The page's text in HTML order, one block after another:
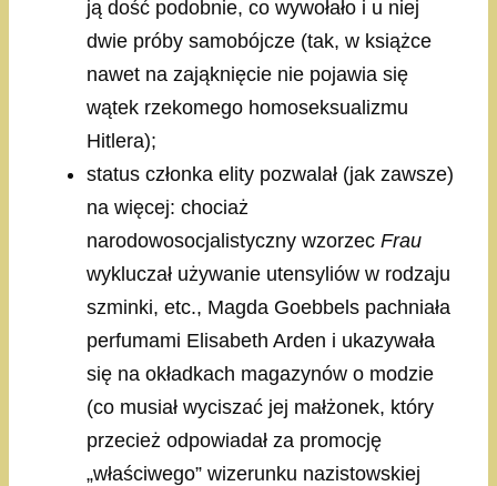
ją dość podobnie, co wywołało i u niej
dwie próby samobójcze (tak, w książce
nawet na zająknięcie nie pojawia się
wątek rzekomego homoseksualizmu
Hitlera);
status członka elity pozwalał (jak zawsze)
na więcej: chociaż
narodowosocjalistyczny wzorzec Frau
wykluczał używanie utensyliów w rodzaju
szminki, etc., Magda Goebbels pachniała
perfumami Elisabeth Arden i ukazywała
się na okładkach magazynów o modzie
(co musiał wyciszać jej małżonek, który
przecież odpowiadał za promocję
„właściwego” wizerunku nazistowskiej